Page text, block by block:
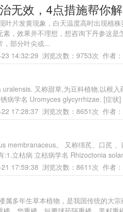
无效，4点措施帮你
片发黄现象，白天温度高时出现植
，效果并不理想，想咨询下丹参这是
，部分叶尖或...
14:32:29 浏览次数：9753次 作者
又称甜草,为豆科植物,以根
病学名 Uromyces glycyrrhizae. [症状
17:28:37 浏览次数：8651次 作者
membranaceus。 又称绵芪、口芪
立枯病 立枯病学名 Rhizoctonia
17:59:38 浏览次数：8611次 作者
属多年生草本植物，是我国传统的大